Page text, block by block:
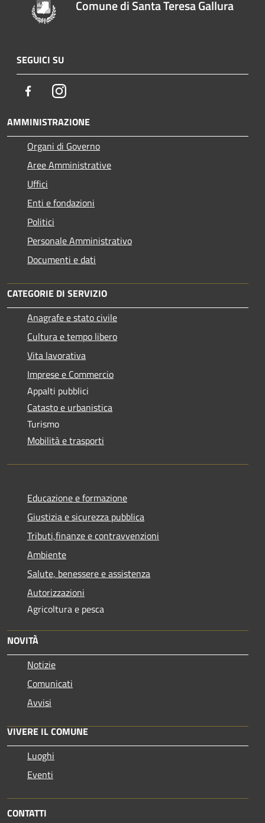
Comune di Santa Teresa Gallura
SEGUICI SU
FacebookInstagram
AMMINISTRAZIONE
Organi di Governo
Aree Amministrative
Uffici
Enti e fondazioni
Politici
Personale Amministrativo
Documenti e dati
CATEGORIE DI SERVIZIO
Anagrafe e stato civile
Cultura e tempo libero
Vita lavorativa
Imprese e Commercio
Appalti pubblici
Catasto e urbanistica
Turismo
Mobilità e trasporti
Educazione e formazione
Giustizia e sicurezza pubblica
Tributi,finanze e contravvenzioni
Ambiente
Salute, benessere e assistenza
Autorizzazioni
Agricoltura e pesca
NOVITÀ
Notizie
Comunicati
Avvisi
VIVERE IL COMUNE
Luoghi
Eventi
CONTATTI